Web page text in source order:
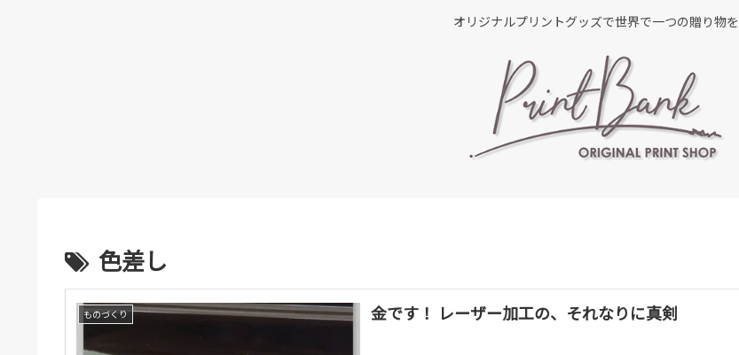
オリジナルプリントグッズで世界で一つの贈り物を
色差し
ものづくり 金です！ レーザー加工の、それなりに真剣